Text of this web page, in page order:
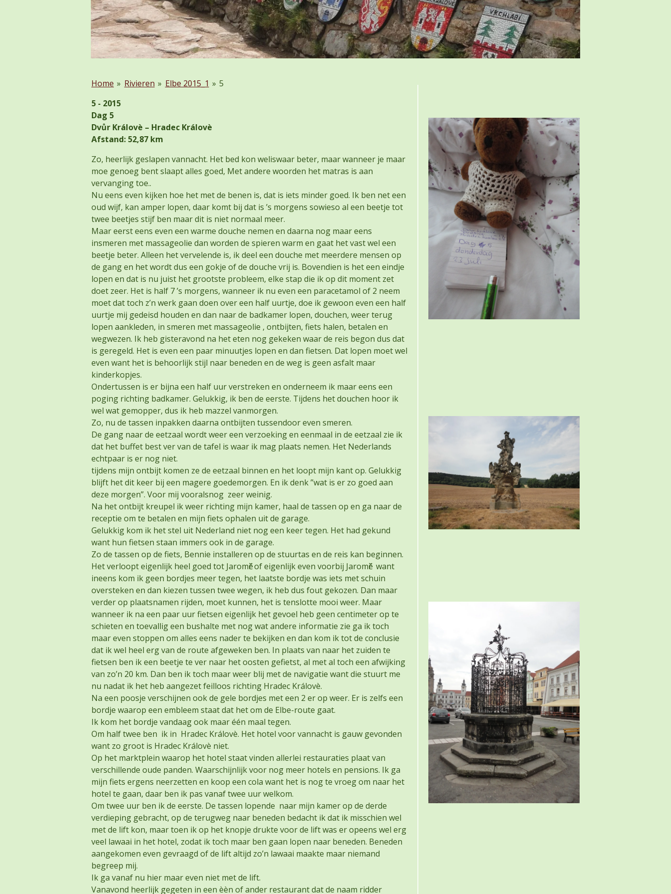
Home » Rivieren » Elbe 2015_1 » 5
5 - 2015
Dag 5
Dvůr Královè – Hradec Královè
Afstand: 52,87 km
Zo, heerlijk geslapen vannacht. Het bed kon weliswaar beter, maar wanneer je maar
moe genoeg bent slaapt alles goed, Met andere woorden het matras is aan
vervanging toe..
Nu eens even kijken hoe het met de benen is, dat is iets minder goed. Ik ben net een
oud wijf, kan amper lopen, daar komt bij dat is ’s morgens sowieso al een beetje tot
twee beetjes stijf ben maar dit is niet normaal meer.
Maar eerst eens even een warme douche nemen en daarna nog maar eens
insmeren met massageolie dan worden de spieren warm en gaat het vast wel een
beetje beter. Alleen het vervelende is, ik deel een douche met meerdere mensen op
de gang en het wordt dus een gokje of de douche vrij is. Bovendien is het een eindje
lopen en dat is nu juist het grootste probleem, elke stap die ik op dit moment zet
doet zeer. Het is half 7 ’s morgens, wanneer ik nu even een paracetamol of 2 neem
moet dat toch z’n werk gaan doen over een half uurtje, doe ik gewoon even een half
uurtje mij gedeisd houden en dan naar de badkamer lopen, douchen, weer terug
lopen aankleden, in smeren met massageolie , ontbijten, fiets halen, betalen en
wegwezen. Ik heb gisteravond na het eten nog gekeken waar de reis begon dus dat
is geregeld. Het is even een paar minuutjes lopen en dan fietsen. Dat lopen moet wel
even want het is behoorlijk stijl naar beneden en de weg is geen asfalt maar
kinderkopjes.
Ondertussen is er bijna een half uur verstreken en onderneem ik maar eens een
poging richting badkamer. Gelukkig, ik ben de eerste. Tijdens het douchen hoor ik
wel wat gemopper, dus ik heb mazzel vanmorgen.
Zo, nu de tassen inpakken daarna ontbijten tussendoor even smeren.
De gang naar de eetzaal wordt weer een verzoeking en eenmaal in de eetzaal zie ik
dat het buffet best ver van de tafel is waar ik mag plaats nemen. Het Nederlands
echtpaar is er nog niet.
tijdens mijn ontbijt komen ze de eetzaal binnen en het loopt mijn kant op. Gelukkig
blijft het dit keer bij een magere goedemorgen. En ik denk ”wat is er zo goed aan
deze morgen”. Voor mij vooralsnog zeer weinig.
Na het ontbijt kreupel ik weer richting mijn kamer, haal de tassen op en ga naar de
receptie om te betalen en mijn fiets ophalen uit de garage.
Gelukkig kom ik het stel uit Nederland niet nog een keer tegen. Het had gekund
want hun fietsen staan immers ook in de garage.
Zo de tassen op de fiets, Bennie installeren op de stuurtas en de reis kan beginnen.
Het verloopt eigenlijk heel goed tot Jaromӗř of eigenlijk even voorbij Jaromӗř want
ineens kom ik geen bordjes meer tegen, het laatste bordje was iets met schuin
oversteken en dan kiezen tussen twee wegen, ik heb dus fout gekozen. Dan maar
verder op plaatsnamen rijden, moet kunnen, het is tenslotte mooi weer. Maar
wanneer ik na een paar uur fietsen eigenlijk het gevoel heb geen centimeter op te
schieten en toevallig een bushalte met nog wat andere informatie zie ga ik toch
maar even stoppen om alles eens nader te bekijken en dan kom ik tot de conclusie
dat ik wel heel erg van de route afgeweken ben. In plaats van naar het zuiden te
fietsen ben ik een beetje te ver naar het oosten gefietst, al met al toch een afwijking
van zo’n 20 km. Dan ben ik toch maar weer blij met de navigatie want die stuurt me
nu nadat ik het heb aangezet feilloos richting Hradec Královè.
Na een poosje verschijnen ook de gele bordjes met een 2 er op weer. Er is zelfs een
bordje waarop een embleem staat dat het om de Elbe-route gaat.
Ik kom het bordje vandaag ook maar één maal tegen.
Om half twee ben ik in Hradec Královè. Het hotel voor vannacht is gauw gevonden
want zo groot is Hradec Královè niet.
Op het marktplein waarop het hotel staat vinden allerlei restauraties plaat van
verschillende oude panden. Waarschijnlijk voor nog meer hotels en pensions. Ik ga
mijn fiets ergens neerzetten en koop een cola want het is nog te vroeg om naar het
hotel te gaan, daar ben ik pas vanaf twee uur welkom.
Om twee uur ben ik de eerste. De tassen lopende naar mijn kamer op de derde
verdieping gebracht, op de terugweg naar beneden bedacht ik dat ik misschien wel
met de lift kon, maar toen ik op het knopje drukte voor de lift was er opeens wel erg
veel lawaai in het hotel, zodat ik toch maar ben gaan lopen naar beneden. Beneden
aangekomen even gevraagd of de lift altijd zo’n lawaai maakte maar niemand
begreep mij.
Ik ga vanaf nu hier maar even niet met de lift.
Vanavond heerlijk gegeten in een èèn of ander restaurant dat de naam ridder